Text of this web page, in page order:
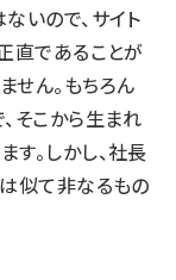
いので、サイト
直であることが
せん。もちろん
そこから生まれ
。しかし、社長
似て非なるもの